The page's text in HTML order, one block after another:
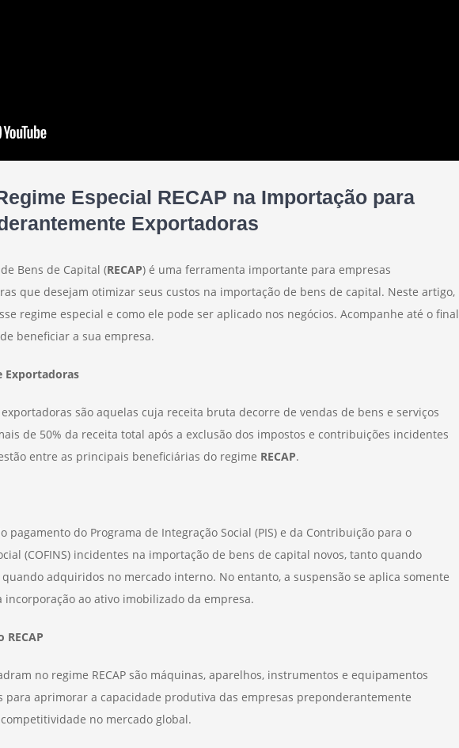
Especial RECAP na Importação para
Exportadoras
Bens de Capital (RECAP) é uma ferramenta importante para empresas
que desejam otimizar seus custos na importação de bens de capital. Neste artigo,
regime especial e como ele pode ser aplicado nos negócios. Acompanhe até o final
beneficiar a sua empresa.
Exportadoras
são aquelas cuja receita bruta decorre de vendas de bens e serviços
de 50% da receita total após a exclusão dos impostos e contribuições incidentes
entre as principais beneficiárias do regime RECAP.
pagamento do Programa de Integração Social (PIS) e da Contribuição para o
(COFINS) incidentes na importação de bens de capital novos, tanto quando
adquiridos no mercado interno. No entanto, a suspensão se aplica somente
ao ativo imobilizado da empresa.
no regime RECAP são máquinas, aparelhos, instrumentos e equipamentos
para aprimorar a capacidade produtiva das empresas preponderantemente
no mercado global.